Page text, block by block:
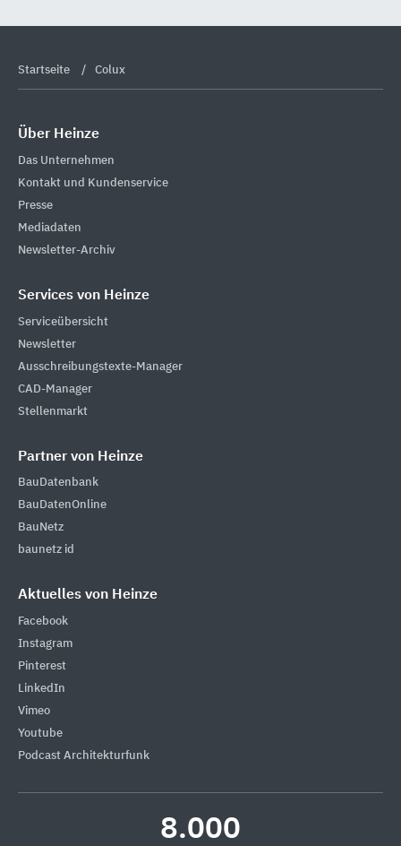
Startseite Colux
Über Heinze
Das Unternehmen
Kontakt und Kundenservice
Presse
Mediadaten
Newsletter-Archiv
Services von Heinze
Serviceübersicht
Newsletter
Ausschreibungstexte-Manager
CAD-Manager
Stellenmarkt
Partner von Heinze
BauDatenbank
BauDatenOnline
BauNetz
baunetz id
Aktuelles von Heinze
Facebook
Instagram
Pinterest
LinkedIn
Vimeo
Youtube
Podcast Architekturfunk
8.000